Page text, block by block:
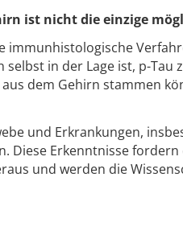
ist nicht die einzige
immunhistologische
in der Lage ist, p-Tau
dem Gehirn stammen
und Erkrankungen,
Diese Erkenntnisse
und werden die